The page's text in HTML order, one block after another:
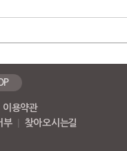
이용약관
부 찾아오시는길